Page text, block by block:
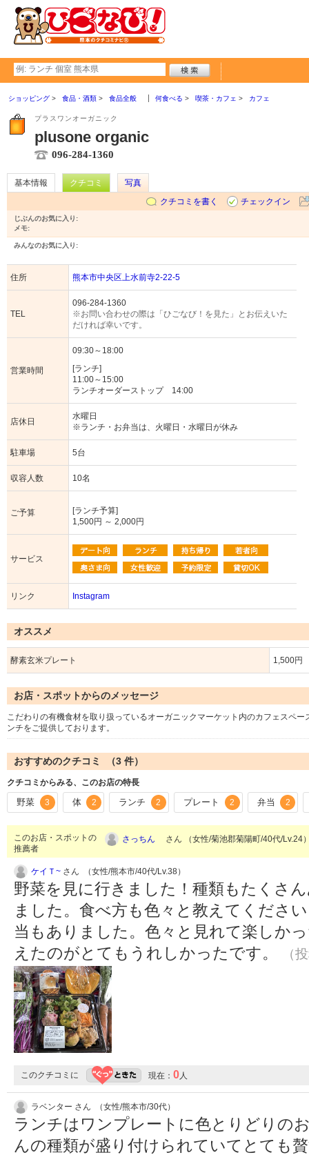
ショッピング 食品・酒類 食品全般 何食べる 喫茶・カフェ カフェ
プラスワンオーガニック
plusone organic
096-284-1360
基本情報 クチコミ
写真
クチコミを書く
チェックイン
じぶんのお気に入り:
メモ:
みんなのお気に入り:
住所 熊本市中央区上水前寺2-22-5
TEL
096-284-1360
※お問い合わせの際は「ひごなび！を見た」とお伝えいた
だければ幸いです。
営業時間
09:30～18:00
[ランチ]
11:00～15:00
ランチオーダーストップ 14:00
店休日
水曜日
※ランチ・お弁当は、火曜日・水曜日が休み
駐車場 5台
収容人数 10名
ご予算
[ランチ予算]
1,500円 ～ 2,000円
サービス
リンク Instagram
オススメ
酵素玄米プレート 1,500円
お店・スポットからのメッセージ
こだわりの有機食材を取り扱っているオーガニックマーケット内のカフェスペ
ンチをご提供しております。
おすすめのクチコミ （3 件）
クチコミからみる、このお店の特長
野菜 3 体 2 ランチ 2 プレート 2 弁当 2
このお店・スポットの
推薦者
さっちん さん （女性/菊池郡菊陽町/40代/Lv.24
ケイＴ~ さん （女性/熊本市/40代/Lv.38）
野菜を見に行きました！種類もたくさ
ました。食べ方も色々と教えてくださ
当もありました。色々と見れて楽しか
えたのがとてもうれしかったです。
（
このクチコミに 現在： 0 人
ラベンター さん （女性/熊本市/30代）
ランチはワンプレートに色とりどりの
んの種類が盛り付けられていてとても